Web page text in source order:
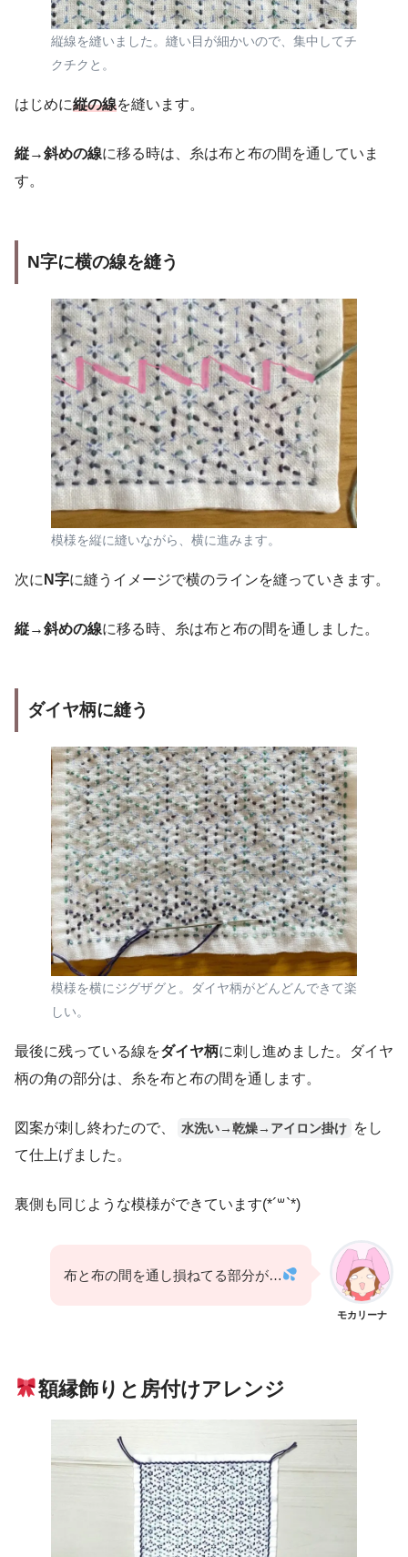
縦線を縫いました。縫い目が細かいので、集中してチ
クチクと。
はじめに縦の線を縫います。
縦→斜めの線に移る時は、糸は布と布の間を通していま
す。
N字に横の線を縫う
模様を縦に縫いながら、横に進みます。
次に N字に縫うイメージで横のラインを縫っていきます。
縦→斜めの線に移る時、糸は布と布の間を通しました。
ダイヤ柄に縫う
模様を横にジグザグと。ダイヤ柄がどんどんできて楽
しい。
最後に残っている線をダイヤ柄に刺し進めました。ダイヤ
柄の角の部分は、糸を布と布の間を通します。
図案が刺し終わたので、 水洗い→乾燥→アイロン掛け をし
て仕上げました。
裏側も同じような模様ができています(*´꒳`*)
モカリーナ
布と布の間を通し損ねてる部分が…
額縁飾りと房付けアレンジ